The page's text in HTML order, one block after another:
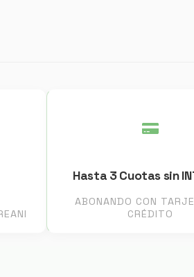
Hasta 3 Cuotas sin
ABONANDO CON
CRÉDITO